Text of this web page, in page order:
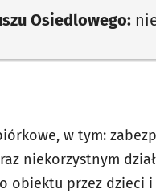
Osiedlowego:
w tym:
niekorzystnym
obiektu przez dzieci